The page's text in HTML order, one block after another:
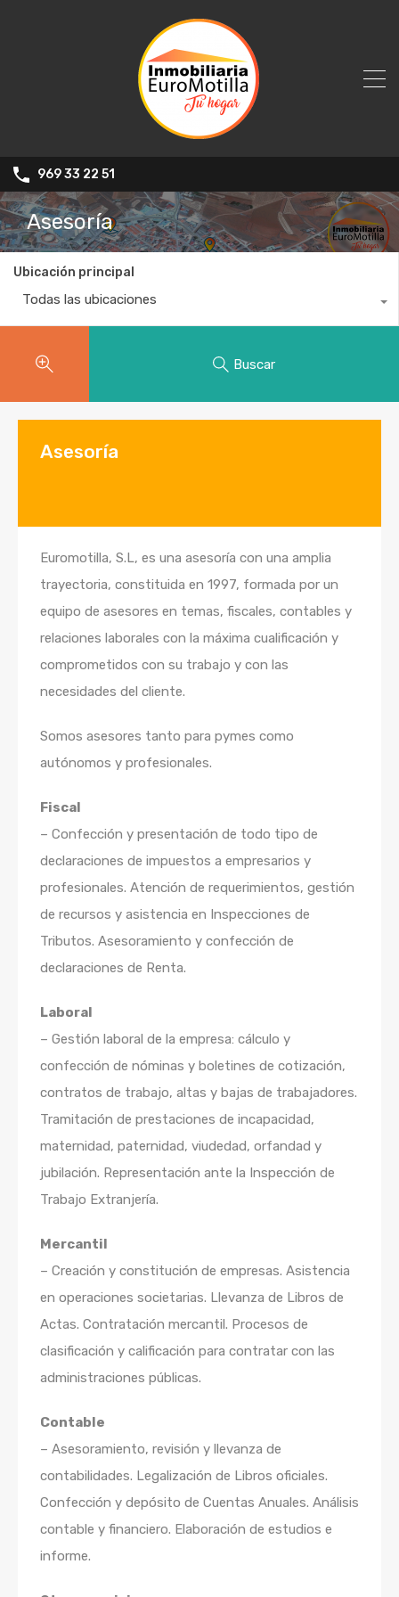
969 33 22 51
Asesoría
Ubicación principal
Todas las ubicaciones
Buscar
Asesoría
Euromotilla, S.L, es una asesoría con una amplia
trayectoria, constituida en 1997, formada por un
equipo de asesores en temas, fiscales, contables y
relaciones laborales con la máxima cualificación y
comprometidos con su trabajo y con las
necesidades del cliente.
Somos asesores tanto para pymes como
autónomos y profesionales.
Fiscal
– Confección y presentación de todo tipo de
declaraciones de impuestos a empresarios y
profesionales. Atención de requerimientos, gestión
de recursos y asistencia en Inspecciones de
Tributos. Asesoramiento y confección de
declaraciones de Renta.
Laboral
– Gestión laboral de la empresa: cálculo y
confección de nóminas y boletines de cotización,
contratos de trabajo, altas y bajas de trabajadores.
Tramitación de prestaciones de incapacidad,
maternidad, paternidad, viudedad, orfandad y
jubilación. Representación ante la Inspección de
Trabajo Extranjería.
Mercantil
– Creación y constitución de empresas. Asistencia
en operaciones societarias. Llevanza de Libros de
Actas. Contratación mercantil. Procesos de
clasificación y calificación para contratar con las
administraciones públicas.
Contable
– Asesoramiento, revisión y llevanza de
contabilidades. Legalización de Libros oficiales.
Confección y depósito de Cuentas Anuales. Análisis
contable y financiero. Elaboración de estudios e
informe.